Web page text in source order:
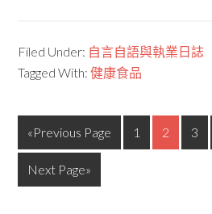
Filed Under: 自言自語與執業日誌
Tagged With:健康食品
«Previous Page 1 2 3
Next Page»